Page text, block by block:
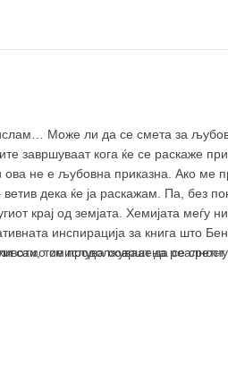
Може ли да се смета за
завршуваат кога ќе се раскаже
не е љубовна приказна. Ако ме
дека ќе ја раскажам. Па, без
крај од земјата. Хемијата меѓу
инспирација за книга што Бен
тие продолжуваат да се
само смислува совршена